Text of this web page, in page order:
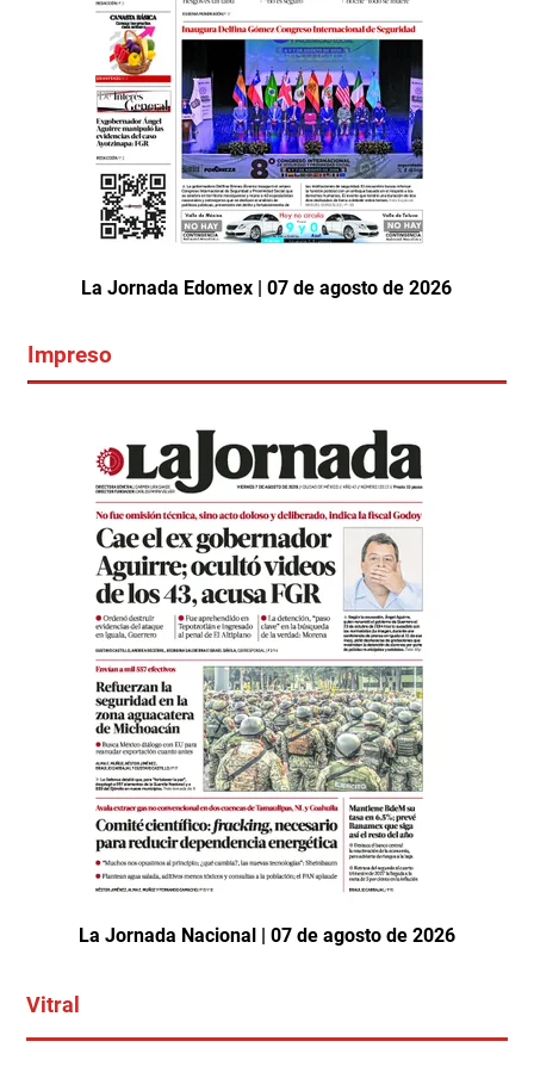
La Jornada Edomex | 07 de agosto de 2026
Impreso
La Jornada Nacional | 07 de agosto de 2026
Vitral